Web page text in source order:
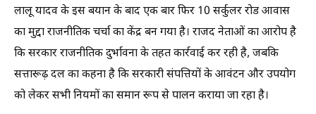
लालू यादव के इस बयान के बाद एक बार फिर 10 सर्कुलर रोड आवास
का मुद्दा राजनीतिक चर्चा का केंद्र बन गया है। राजद नेताओं का आरोप है
कि सरकार राजनीतिक दुर्भावना के तहत कार्रवाई कर रही है, जबकि
सत्तारूढ़ दल का कहना है कि सरकारी संपत्तियों के आवंटन और उपयोग
को लेकर सभी नियमों का समान रूप से पालन कराया जा रहा है।